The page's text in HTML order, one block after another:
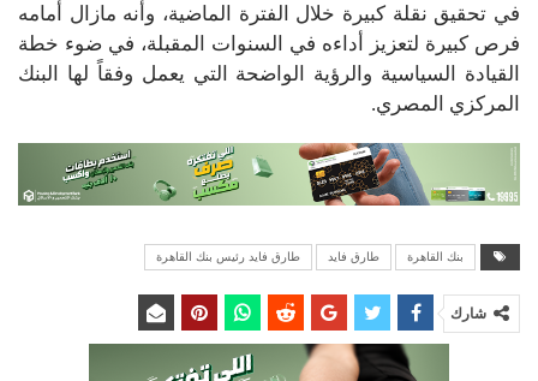
في تحقيق نقلة كبيرة خلال الفترة الماضية، وأنه مازال أمامه
فرص كبيرة لتعزيز أداءه في السنوات المقبلة، في ضوء خطة
القيادة السياسية والرؤية الواضحة التي يعمل وفقاً لها البنك
المركزي المصري.
بنك القاهرة طارق فايد طارق فايد رئيس بنك القاهرة
شارك